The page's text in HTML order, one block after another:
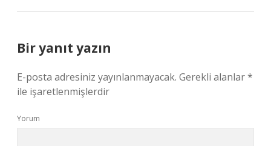
Bir yanıt yazın
E-posta adresiniz yayınlanmayacak. Gerekli alanlar*
ile işaretlenmişlerdir
Yorum